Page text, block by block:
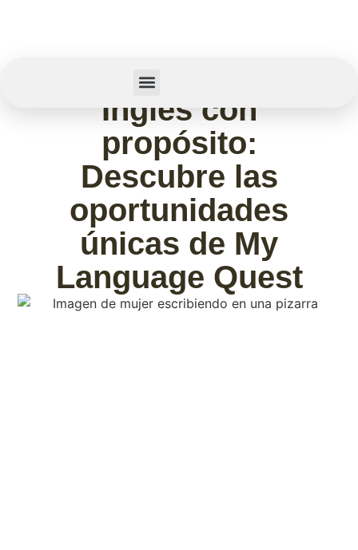
febrero 11, 2026
Inglés con
propósito:
Descubre las
oportunidades
únicas de My
Language Quest